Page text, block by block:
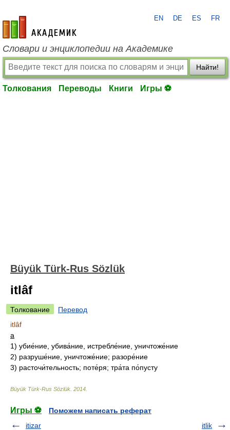
academic.ru
EN DE ES FR
Словари и энциклопедии на Академике
Найти!
Толкования Переводы Книги Игры ⚽
Büyük Türk-Rus Sözlük
itlâf
Толкование
Перевод
itlâf
а
1) убие́ние, убива́ние, истребле́ние, уничтоже́ние
2) разруше́ние, уничтоже́ние; разоре́ние
3) расточи́тельность; поте́ря; тра́та по́пусту
Büyük Türk-Rus Sözlük 2014
Игры ⚽
Поможем написать реферат
itizar
itlik